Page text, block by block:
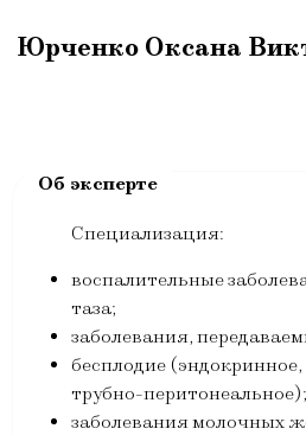
Юрченко Оксана
Специализация:
воспалительные
таза;
заболевания,
бесплодие
трубно-перитонеальное);
заболевания молочных